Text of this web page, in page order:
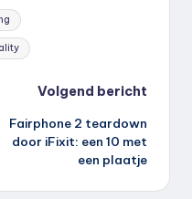
Volgend bericht
Fairphone 2 teardown
door iFixit: een 10 met
een plaatje